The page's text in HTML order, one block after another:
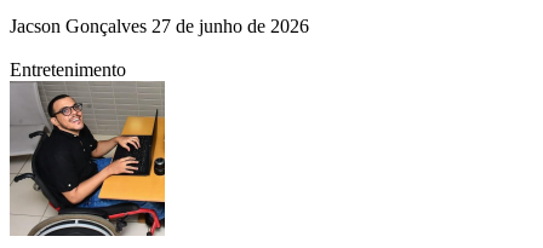
Jacson Gonçalves 27 de junho de 2026
Entretenimento